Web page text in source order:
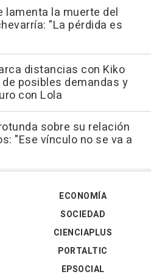
lamenta la muerte del
"La pérdida es
distancias con Kiko
posibles demandas y
con Lola
sobre su relación
"Ese vínculo no se va a
ECONOMÍA
SOCIEDAD
CIENCIAPLUS
PORTALTIC
EPSOCIAL